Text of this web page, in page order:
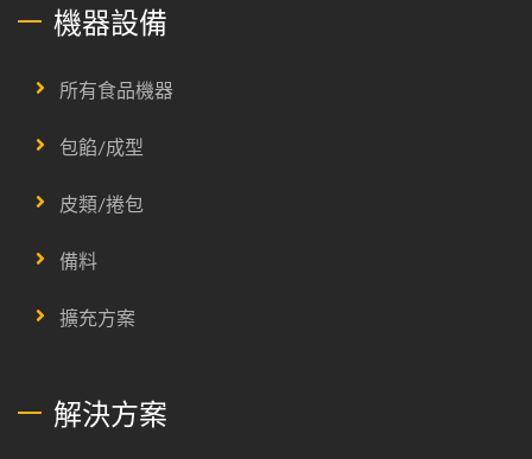
機器設備
所有食品機器
包餡/成型
皮類/捲包
備料
擴充方案
解決方案